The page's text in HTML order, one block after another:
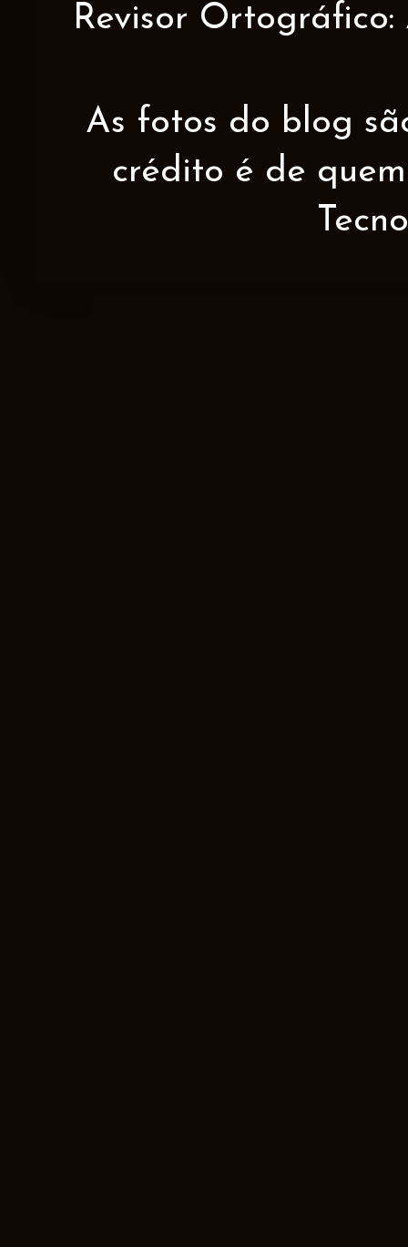
Revisor Ortográfico:
As fotos do blog
crédito é de